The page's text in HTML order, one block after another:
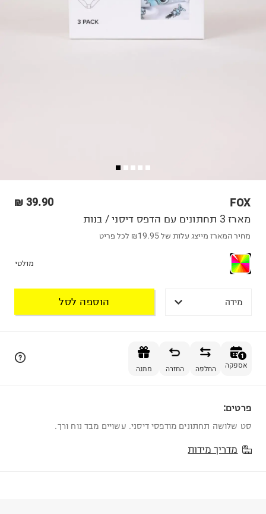
FOX
39.90 ₪
מארז 3 תחתונים עם הדפס דיסני / בנות
מחיר המארז מייצג עלות של ₪19.95 לכל פריט
מולטי
מידה הוספה לסל
1
אספקה החלפה החזרה מתנה
פרטים:
סט שלושה תחתונים מודפסי דיסני. עשויים מבד נוח ורך.
מדריך מידות